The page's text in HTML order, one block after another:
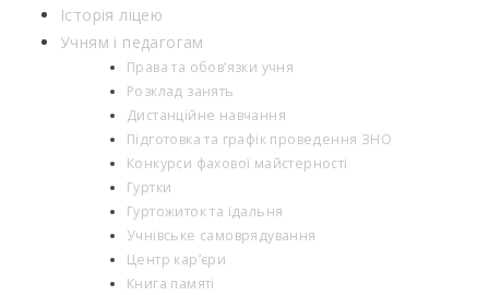
Історія ліцею
Учням і педагогам
Права та обов’язки учня
Розклад занять
Дистанційне навчання
Підготовка та графік проведення ЗНО
Конкурси фахової майстерності
Гуртки
Гуртожиток та їдальня
Учнівське самоврядування
Центр кар’єри
Книга памяті